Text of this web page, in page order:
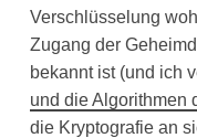
Verschlüsselung
Zugang der
bekannt ist (und ich
und die Algorithmen
die Kryptografie an